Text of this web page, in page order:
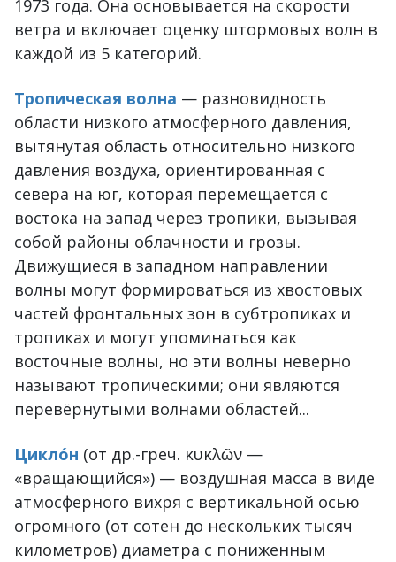
1973 года. Она основывается на скорости
ветра и включает оценку штормовых волн в
каждой из 5 категорий.
Тропическая волна — разновидность
области низкого атмосферного давления,
вытянутая область относительно низкого
давления воздуха, ориентированная с
севера на юг, которая перемещается с
востока на запад через тропики, вызывая
собой районы облачности и грозы.
Движущиеся в западном направлении
волны могут формироваться из хвостовых
частей фронтальных зон в субтропиках и
тропиках и могут упоминаться как
восточные волны, но эти волны неверно
называют тропическими; они являются
перевёрнутыми волнами областей...
Цикло́н (от др.-греч. κυκλῶν —
«вращающийся») — воздушная масса в виде
атмосферного вихря с вертикальной осью
огромного (от сотен до нескольких тысяч
километров) диаметра с пониженным